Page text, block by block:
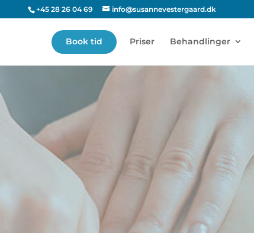
+45 28 26 04 69 info@susannevestergaard.dk
Book tid Priser Behandlinger
Privatlivspolitik